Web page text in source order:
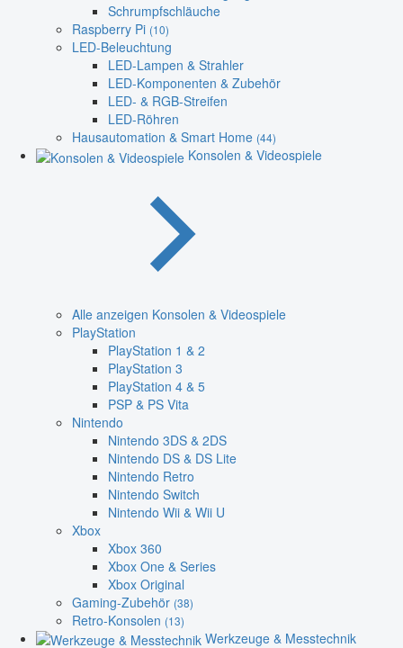
Schrumpfschläuche
Raspberry Pi (10)
LED-Beleuchtung
LED-Lampen & Strahler
LED-Komponenten & Zubehör
LED- & RGB-Streifen
LED-Röhren
Hausautomation & Smart Home (44)
Konsolen & Videospiele
Alle anzeigen Konsolen & Videospiele
PlayStation
PlayStation 1 & 2
PlayStation 3
PlayStation 4 & 5
PSP & PS Vita
Nintendo
Nintendo 3DS & 2DS
Nintendo DS & DS Lite
Nintendo Retro
Nintendo Switch
Nintendo Wii & Wii U
Xbox
Xbox 360
Xbox One & Series
Xbox Original
Gaming-Zubehör (38)
Retro-Konsolen (13)
Werkzeuge & Messtechnik